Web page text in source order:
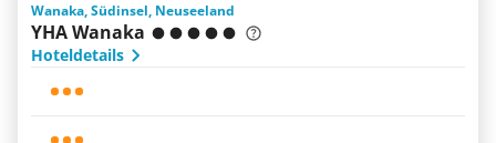
Wanaka, Südinsel, Neuseeland
YHA Wanaka
Hoteldetails